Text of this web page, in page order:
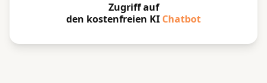
Zugriff auf
den kostenfreien KI Chatbot